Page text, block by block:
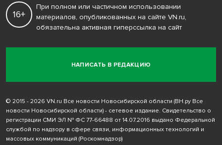
НАПИСАТЬ В РЕДАКЦИЮ
16+
При полном или частичном использовании
материалов, опубликованных на сайте VN.ru,
обязательна активная гиперссылка на сайт
© 2015 - 2026 VN.ru Все новости Новосибирской области (ВН.ру Все
новости Новосибирской области) - сетевое издание. Свидетельство о
регистрации СМИ ЭЛ № ФС 77-66488 от 14.07.2016 выдано Федеральной
службой по надзору в сфере связи, информационных технологий и
массовых коммуникаций (Роскомнадзор)